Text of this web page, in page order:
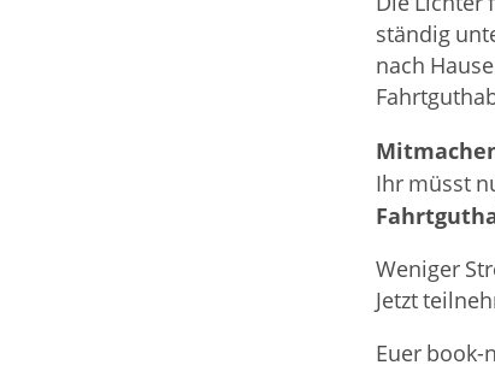
ständig
nach
Ihr müsst
Weniger
Jetzt
Euer book-